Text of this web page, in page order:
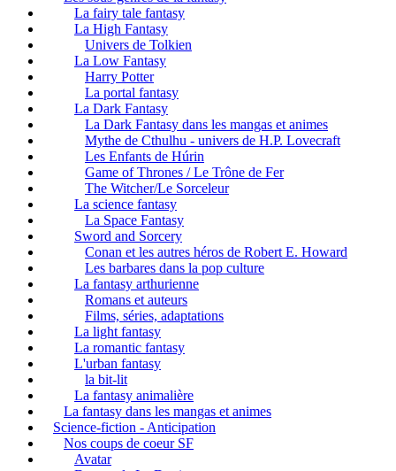
La fairy tale fantasy
La High Fantasy
Univers de Tolkien
La Low Fantasy
Harry Potter
La portal fantasy
La Dark Fantasy
La Dark Fantasy dans les mangas et animes
Mythe de Cthulhu - univers de H.P. Lovecraft
Les Enfants de Húrin
Game of Thrones / Le Trône de Fer
The Witcher/Le Sorceleur
La science fantasy
La Space Fantasy
Sword and Sorcery
Conan et les autres héros de Robert E. Howard
Les barbares dans la pop culture
La fantasy arthurienne
Romans et auteurs
Films, séries, adaptations
La light fantasy
La romantic fantasy
L'urban fantasy
la bit-lit
La fantasy animalière
La fantasy dans les mangas et animes
Science-fiction - Anticipation
Nos coups de coeur SF
Avatar